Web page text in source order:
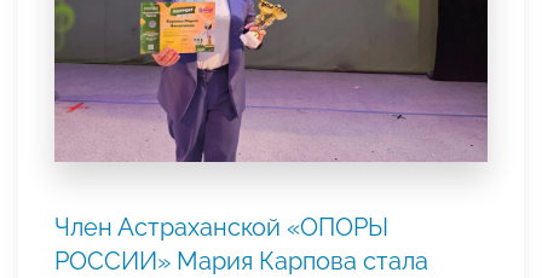
Член Астраханской «ОПОРЫ
РОССИИ» Мария Карпова стала